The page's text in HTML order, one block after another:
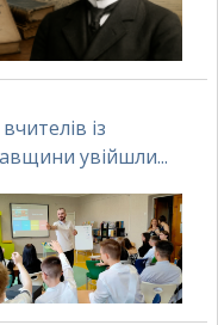
із
увійшли...